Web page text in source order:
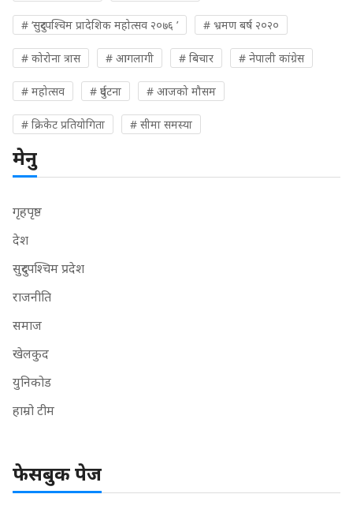
# ‘सुदुरपश्चिम प्रादेशिक महोत्सव २०७६ ’ # भ्रमण बर्ष २०२०
# कोरोना त्रास # आगलागी # बिचार # नेपाली कांग्रेस
# महोत्सव # दुर्घटना # आजको मौसम
# क्रिकेट प्रतियोगिता # सीमा समस्या
मेनु
गृहपृष्ठ
देश
सुदुरपश्चिम प्रदेश
राजनीति
समाज
खेलकुद
युनिकोड
हाम्रो टीम
फेसबुक पेज